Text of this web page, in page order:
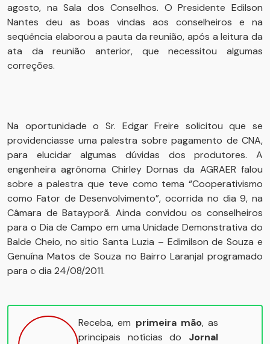
agosto, na Sala dos Conselhos. O Presidente Edilson
Nantes deu as boas vindas aos conselheiros e na
seqüência elaborou a pauta da reunião, após a leitura da
ata da reunião anterior, que necessitou algumas
correções.
Na oportunidade o Sr. Edgar Freire solicitou que se
providenciasse uma palestra sobre pagamento de CNA,
para elucidar algumas dúvidas dos produtores. A
engenheira agrônoma Chirley Dornas da AGRAER falou
sobre a palestra que teve como tema “Cooperativismo
como Fator de Desenvolvimento”, ocorrida no dia 9, na
Câmara de Batayporã. Ainda convidou os conselheiros
para o Dia de Campo em uma Unidade Demonstrativa do
Balde Cheio, no sitio Santa Luzia – Edimilson de Souza e
Genuína Matos de Souza no Bairro Laranjal programado
para o dia 24/08/2011.
Receba, em primeira mão, as
principais notícias do Jornal